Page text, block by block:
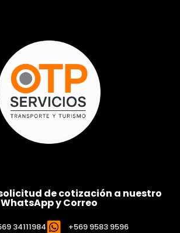
de cotización a nuestro
WhatsApp y Correo
34111984 +569 9583 9596